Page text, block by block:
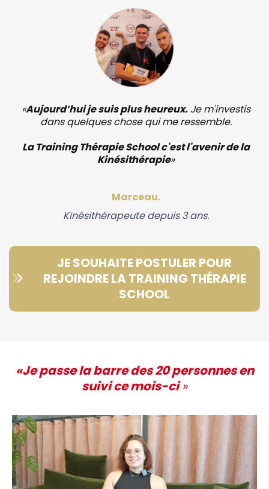
«Aujourd’hui je suis plus heureux. Je m'investis
dans quelques chose qui me ressemble.
La Training Thérapie School c'est l'avenir de la
Kinésithérapie»
Marceau.
Kinésithérapeute depuis 3 ans.
JE SOUHAITE POSTULER POUR
REJOINDRE LA TRAINING THÉRAPIE
SCHOOL
«Je passe la barre des 20 personnes en
suivi ce mois-ci»